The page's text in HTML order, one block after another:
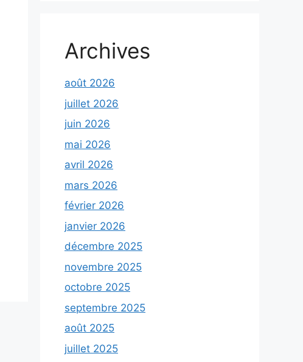
Archives
août 2026
juillet 2026
juin 2026
mai 2026
avril 2026
mars 2026
février 2026
janvier 2026
décembre 2025
novembre 2025
octobre 2025
septembre 2025
août 2025
juillet 2025